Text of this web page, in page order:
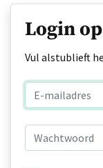
Login
Vul alstublieft